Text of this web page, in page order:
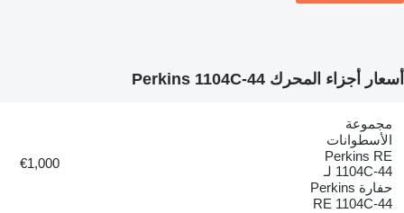
أسعار أجزاء المحرك Perkins 1104C-44
مجموعة
الأسطوانات
Perkins RE
1104C-44 لـ
حفارة Perkins
RE 1104C-44
€1,000